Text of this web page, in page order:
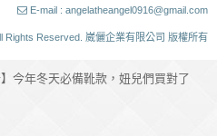
E-mail : angelatheangel0916@gmail.com
Rights Reserved. 崴儷企業有限公司 版權所有
今年冬天必備靴款，妞兒們買對了